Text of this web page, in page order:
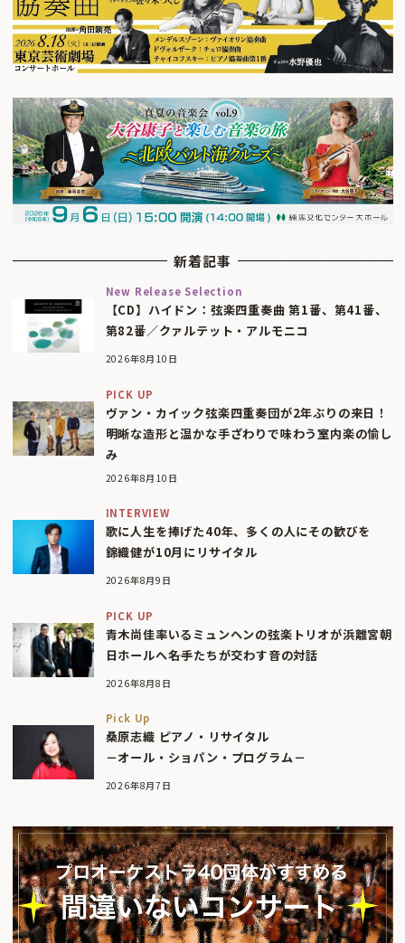
新着記事
New Release Selection
【CD】ハイドン：弦楽四重奏曲 第1番、第41番、
第82番／クァルテット・アルモニコ
2026年8月10日
PICK UP
ヴァン・カイック弦楽四重奏団が2年ぶりの来日！
明晰な造形と温かな手ざわりで味わう室内楽の愉し
み
2026年8月10日
INTERVIEW
歌に人生を捧げた40年、多くの人にその歓びを
錦織健が10月にリサイタル
2026年8月9日
PICK UP
青木尚佳率いるミュンヘンの弦楽トリオが浜離宮朝
日ホールへ――名手たちが交わす音の対話
2026年8月8日
Pick Up
桑原志織 ピアノ・リサイタル
－オール・ショパン・プログラム－
2026年8月7日